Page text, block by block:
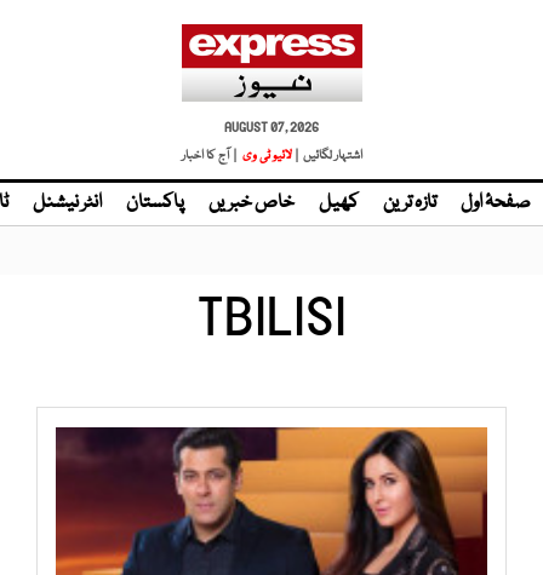
AUGUST 07, 2026
اشتہار لگائیں | لائیو ٹی وی | آج کا اخبار
صفحۂ اول تازہ ترین کھیل خاص خبریں پاکستان انٹر نیشنل
TBILISI